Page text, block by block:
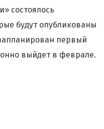
состоялось
будут опубликованы
первый
выйдет в феврале.